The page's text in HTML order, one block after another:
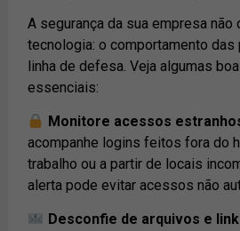
A segurança da sua empresa não
tecnologia: o comportamento
linha de defesa. Veja algumas
essenciais:
Monitore acessos
acompanhe logins feitos fora do
trabalho ou a partir de locais
alerta pode evitar acessos não
Desconfie de arquivos e